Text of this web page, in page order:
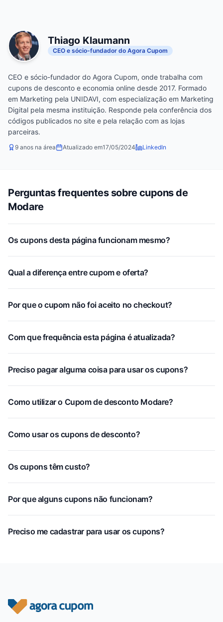
Thiago Klaumann
CEO e sócio-fundador do Agora Cupom
CEO e sócio-fundador do Agora Cupom, onde trabalha com
cupons de desconto e economia online desde 2017. Formado
em Marketing pela UNIDAVI, com especialização em Marketing
Digital pela mesma instituição. Responde pela conferência dos
códigos publicados no site e pela relação com as lojas
parceiras.
9 anos na área Atualizado em17/05/2024 LinkedIn
Perguntas frequentes sobre cupons de
Modare
Os cupons desta página funcionam mesmo?
Qual a diferença entre cupom e oferta?
Por que o cupom não foi aceito no checkout?
Com que frequência esta página é atualizada?
Preciso pagar alguma coisa para usar os cupons?
Como utilizar o Cupom de desconto Modare?
Como usar os cupons de desconto?
Os cupons têm custo?
Por que alguns cupons não funcionam?
Preciso me cadastrar para usar os cupons?
Rodapé do site